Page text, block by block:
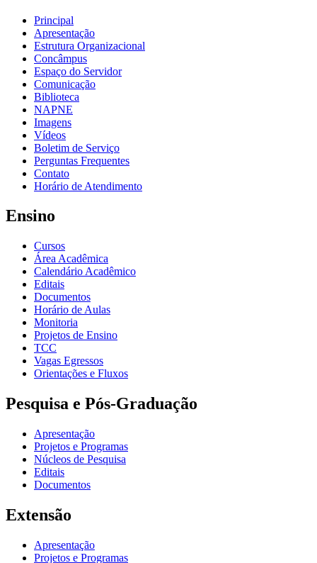
Principal
Apresentação
Estrutura Organizacional
Concâmpus
Espaço do Servidor
Comunicação
Biblioteca
NAPNE
Imagens
Vídeos
Boletim de Serviço
Perguntas Frequentes
Contato
Horário de Atendimento
Ensino
Cursos
Área Acadêmica
Calendário Acadêmico
Editais
Documentos
Horário de Aulas
Monitoria
Projetos de Ensino
TCC
Vagas Egressos
Orientações e Fluxos
Pesquisa e Pós-Graduação
Apresentação
Projetos e Programas
Núcleos de Pesquisa
Editais
Documentos
Extensão
Apresentação
Projetos e Programas